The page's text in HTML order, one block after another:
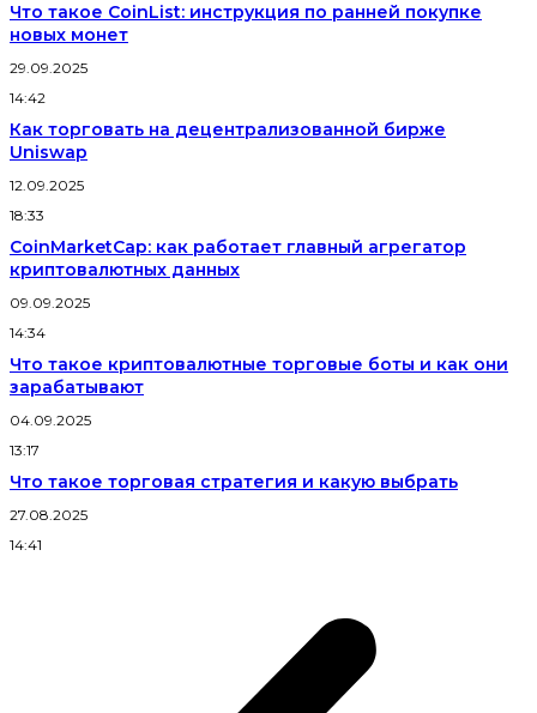
Что такое CoinList: инструкция по ранней покупке
новых монет
29.09.2025
14:42
Как торговать на децентрализованной бирже
Uniswap
12.09.2025
18:33
CoinMarketCap: как работает главный агрегатор
криптовалютных данных
09.09.2025
14:34
Что такое криптовалютные торговые боты и как они
зарабатывают
04.09.2025
13:17
Что такое торговая стратегия и какую выбрать
27.08.2025
14:41